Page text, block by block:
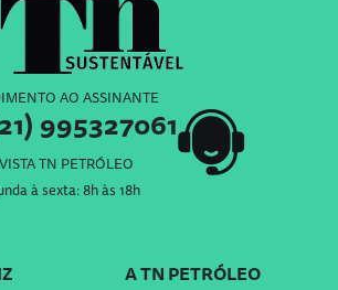
AO ASSINANTE
995327061
TN PETRÓLEO
à sexta: 8h às 18h
A TN PETRÓLEO